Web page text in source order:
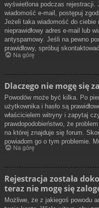
wyświetlona podczas rejestracji.
wiadomość e-mail, postępuj
Jeżeli taka wiadomość do ciebie
nieprawidłowy adres e-mail lub
antyspamowy. Jeśli na pewno
prawidłowy, spróbuj
Na górę
Dlaczego nie mogę się
Powodów może być kilka. Po
użytkownika i hasło są
właścicielem witryny i zapytaj
prawdopodobieństwo, że
na której znajduje się forum.
powiadom go o tym problemie.
Na górę
Rejestracja została
teraz nie mogę się
Możliwe, że z jakiegoś powodu